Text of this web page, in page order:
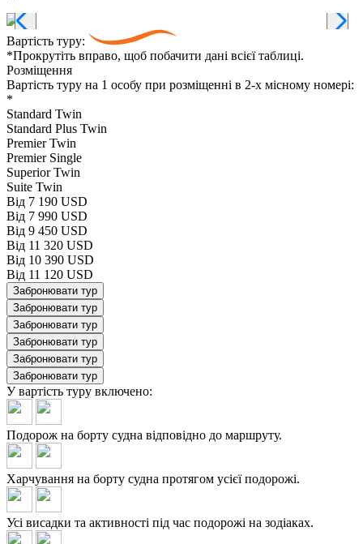
Вартість туру:
*Прокрутіть вправо, щоб побачити дані всієї таблиці.
Розміщення
Вартість туру на 1 особу при розміщенні в 2-х місному номері:
*
Standard Twin
Standard Plus Twin
Premier Twin
Premier Single
Superior Twin
Suite Twin
Від 7 190 USD
Від 7 990 USD
Від 9 450 USD
Від 11 320 USD
Від 10 390 USD
Від 11 120 USD
Забронювати тур
Забронювати тур
Забронювати тур
Забронювати тур
Забронювати тур
Забронювати тур
У вартість туру включено:
Подорож на борту судна відповідно до маршруту.
Харчування на борту судна протягом усієї подорожі.
Усі висадки та активності під час подорожі на зодіаках.